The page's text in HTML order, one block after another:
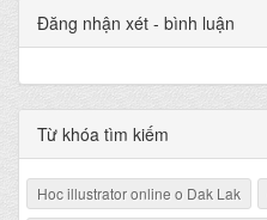
Đăng nhận xét - bình luận
Từ khóa tìm kiếm
Hoc illustrator online o Dak Lak